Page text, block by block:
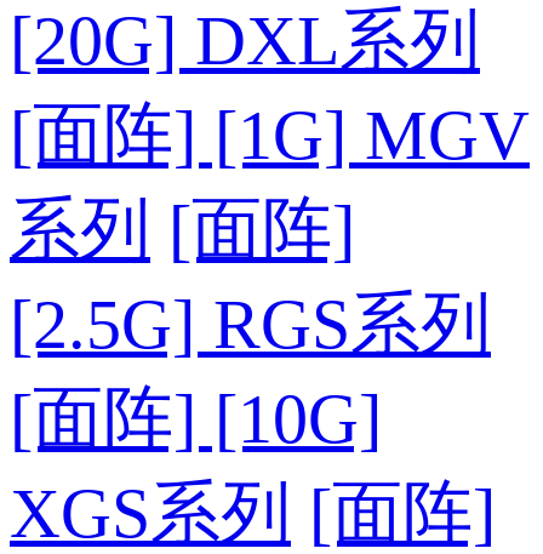
[20G] DXL系列
[面阵] [1G] MGV
系列 [面阵]
[2.5G] RGS系列
[面阵] [10G]
XGS系列 [面阵]